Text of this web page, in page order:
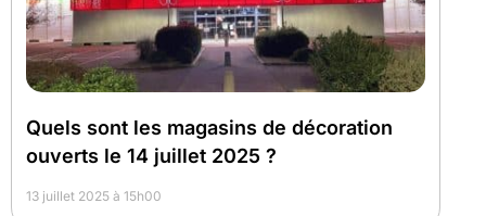
Quels sont les magasins de décoration
ouverts le 14 juillet 2025 ?
13 juillet 2025 à 15h00